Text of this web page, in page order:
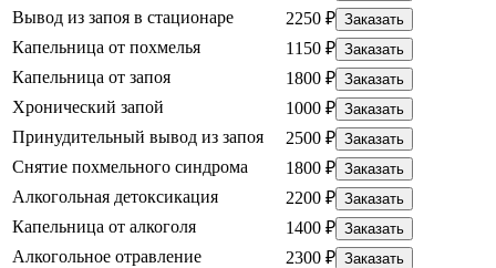
Вывод из запоя в стационаре 2250 ₽ Заказать
Капельница от похмелья 1150 ₽ Заказать
Капельница от запоя 1800 ₽ Заказать
Хронический запой 1000 ₽ Заказать
Принудительный вывод из запоя 2500 ₽ Заказать
Снятие похмельного синдрома 1800 ₽ Заказать
Алкогольная детоксикация 2200 ₽ Заказать
Капельница от алкоголя 1400 ₽ Заказать
Алкогольное отравление 2300 ₽ Заказать